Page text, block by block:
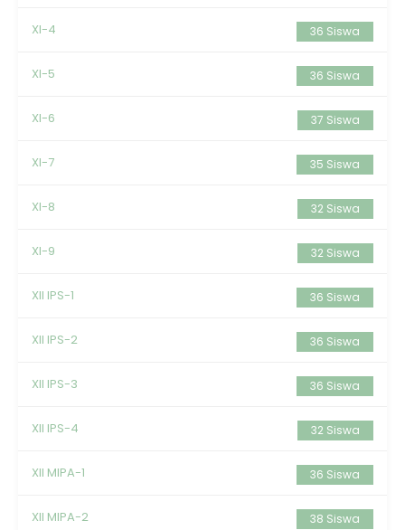
XI-4 36 Siswa
XI-5 36 Siswa
XI-6 37 Siswa
XI-7 35 Siswa
XI-8 32 Siswa
XI-9 32 Siswa
XII IPS-1 36 Siswa
XII IPS-2 36 Siswa
XII IPS-3 36 Siswa
XII IPS-4 32 Siswa
XII MIPA-1 36 Siswa
XII MIPA-2 38 Siswa